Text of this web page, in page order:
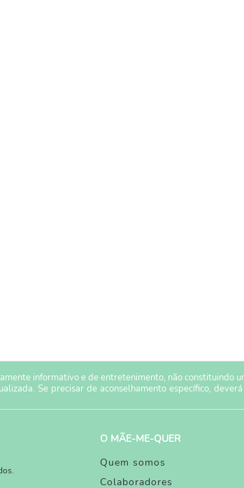
informativo e de entretenimento, não constituindo
Se precisar de aconselhamento específico,
O MÃE-ME-QUER
Quem somos
Colaboradores